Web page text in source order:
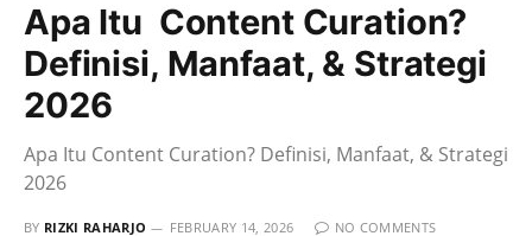
Apa Itu Content Curation?
Definisi, Manfaat, & Strategi
2026
Apa Itu Content Curation? Definisi, Manfaat, & Strategi
2026
BY RIZKI RAHARJO FEBRUARY 14, 2026
NO COMMENTS